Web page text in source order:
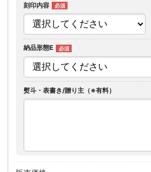
刻印内容
納品形態E
熨斗・表書き/贈り主（※有料）